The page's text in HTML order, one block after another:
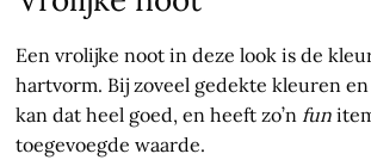
Een vrolijke noot in deze look is de
hartvorm. Bij zoveel gedekte kleuren
kan dat heel goed, en heeft zo’n fun
toegevoegde waarde.